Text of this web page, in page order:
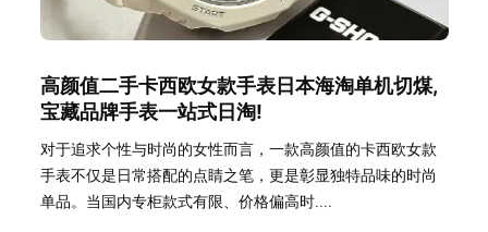
高颜值二手卡西欧女款手表日本海淘单机切煤,
宝藏品牌手表一站式日淘!
对于追求个性与时尚的女性而言，一款高颜值的卡西欧女款
手表不仅是日常搭配的点睛之笔，更是彰显独特品味的时尚
单品。当国内专柜款式有限、价格偏高时....